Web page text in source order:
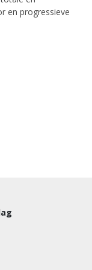
en progressieve